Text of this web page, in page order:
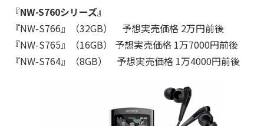
『NW-S760シリーズ』
『NW-S766』（32GB） 予想実売価格 2万円前後
『NW-S765』（16GB） 予想実売価格 1万7000円前後
『NW-S764』（8GB） 予想実売価格 1万4000円前後